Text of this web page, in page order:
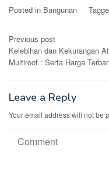
Posted in Bangunan
Post
navigation
Previous post
Kelebihan dan Kekurangan
Multiroof : Serta Harga
Leave a Reply
Your email address will not be